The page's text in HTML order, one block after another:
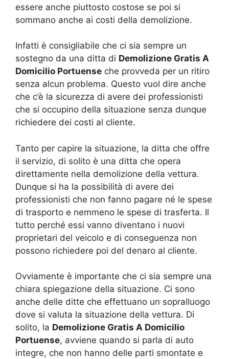
essere anche piuttosto costose se poi si
sommano anche ai costi della demolizione.
Infatti è consigliabile che ci sia sempre un
sostegno da una ditta di Demolizione Gratis A
Domicilio Portuense che provveda per un ritiro
senza alcun problema. Questo vuol dire anche
che c’è la sicurezza di avere dei professionisti
che si occupino della situazione senza dunque
richiedere dei costi al cliente.
Tanto per capire la situazione, la ditta che offre
il servizio, di solito è una ditta che opera
direttamente nella demolizione della vettura.
Dunque si ha la possibilità di avere dei
professionisti che non fanno pagare né le spese
di trasporto e nemmeno le spese di trasferta. Il
tutto perché essi vanno diventano i nuovi
proprietari del veicolo e di conseguenza non
possono richiedere poi del denaro al cliente.
Ovviamente è importante che ci sia sempre una
chiara spiegazione della situazione. Ci sono
anche delle ditte che effettuano un sopralluogo
dove si valuta la situazione della vettura. Di
solito, la Demolizione Gratis A Domicilio
Portuense, avviene quando si parla di auto
integre, che non hanno delle parti smontate e